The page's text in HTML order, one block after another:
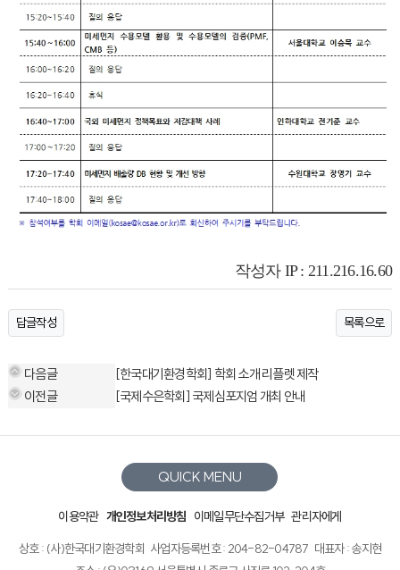
작성자 IP : 211.216.16.60
답글작성 목록으로
다음글
[한국대기환경학회] 학회 소개 리플렛 제작
이전글
[국제수은학회] 국제심포지엄 개최 안내
이용약관 개인정보처리방침 이메일무단수집거부 관리자에게
QUICK MENU
상호 : (사)한국대기환경학회 사업자등록번호 : 204-82-04787 대표자 : 송지현